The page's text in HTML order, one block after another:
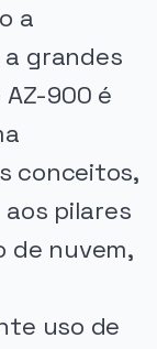
a
grandes
900 é
conceitos,
pilares
de nuvem,
uso de